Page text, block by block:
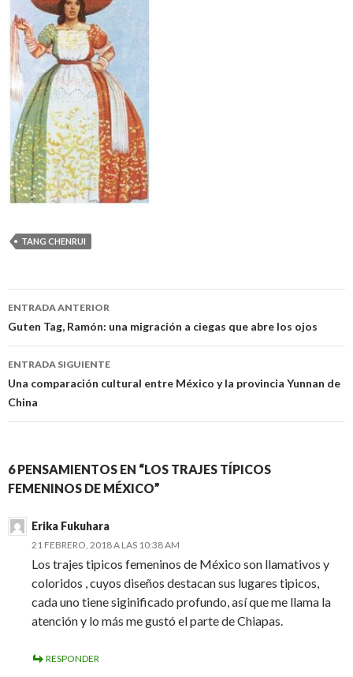
TANG CHENRUI
Navegación
de
entradas
ENTRADA ANTERIOR
Guten Tag, Ramón: una migración a ciegas que abre los ojos
ENTRADA SIGUIENTE
Una comparación cultural entre México y la provincia Yunnan de
China
6 PENSAMIENTOS EN “LOS TRAJES TÍPICOS
FEMENINOS DE MÉXICO”
Erika Fukuhara
21 FEBRERO, 2018 A LAS 10:38 AM
Los trajes tipicos femeninos de México son llamativos y
coloridos , cuyos diseños destacan sus lugares tipicos,
cada uno tiene siginificado profundo, así que me llama la
atención y lo más me gustó el parte de Chiapas.
RESPONDER